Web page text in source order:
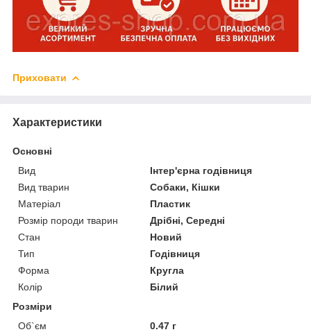
Приховати
Характеристики
Основні
Вид
Інтер'єрна годівниця
Вид тварин
Собаки, Кішки
Матеріал
Пластик
Розмір породи тварин
Дрібні, Середні
Стан
Новий
Тип
Годівниця
Форма
Кругла
Колір
Білий
Розміри
Об`єм
0.47 г